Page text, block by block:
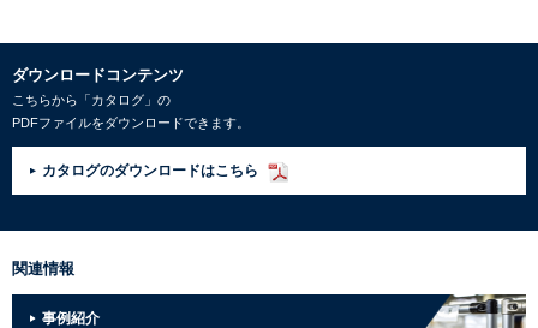
ダウンロードコンテンツ
こちらから「カタログ」の
PDFファイルをダウンロードできます。
カタログのダウンロードはこちら
関連情報
事例紹介